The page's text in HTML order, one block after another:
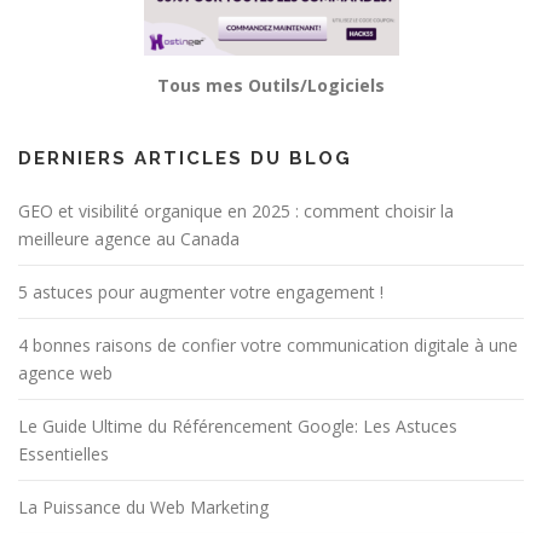
Tous mes Outils/Logiciels
DERNIERS ARTICLES DU BLOG
GEO et visibilité organique en 2025 : comment choisir la
meilleure agence au Canada
5 astuces pour augmenter votre engagement !
4 bonnes raisons de confier votre communication digitale à une
agence web
Le Guide Ultime du Référencement Google: Les Astuces
Essentielles
La Puissance du Web Marketing